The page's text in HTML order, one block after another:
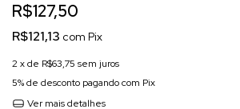
R$127,50
R$121,13 com Pix
2 x de R$63,75 sem juros
5% de desconto pagando com Pix
Ver mais detalhes